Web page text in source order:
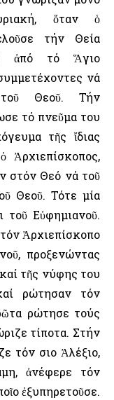
ὅταν ὁ
τήν Θεία
ἀπό τό Ἅγιο
νά
Θεοῦ. Τήν
τό πνεῦμα του
τῆς ἴδιας
Ἀρχιεπίσκοπος,
στόν Θεό νά τοῦ
Θεοῦ. Τότε μία
Εὐφημιανοῦ.
τόν Ἀρχιεπίσκοπο
προξενώντας
τῆς νύφης του
ρώτησαν τόν
ρώτησε τούς
τίποτα. Στήν
τόν Ὅσιο Ἀλέξιο,
ἀνέφερε τόν
ἐξυπηρετοῦσε.